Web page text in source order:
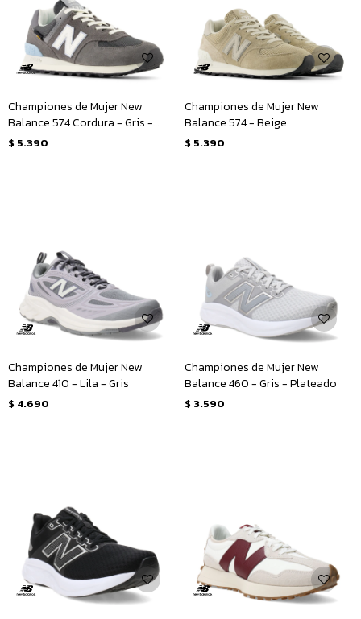
Championes de Mujer New
Balance 574 Cordura - Gris -
Blanco
$ 5.390
Championes de Mujer New
Balance 574 - Beige
$ 5.390
Championes de Mujer New
Balance 410 - Lila - Gris
$ 4.690
Championes de Mujer New
Balance 460 - Gris - Plateado
$ 3.590